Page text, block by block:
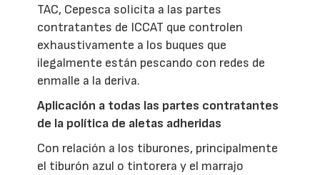
TAC, Cepesca solicita a las partes
contratantes de ICCAT que controlen
exhaustivamente a los buques que
ilegalmente están pescando con redes de
enmalle a la deriva.
Aplicación a todas las partes contratantes
de la política de aletas adheridas
Con relación a los tiburones, principalmente
el tiburón azul o tintorera y el marrajo